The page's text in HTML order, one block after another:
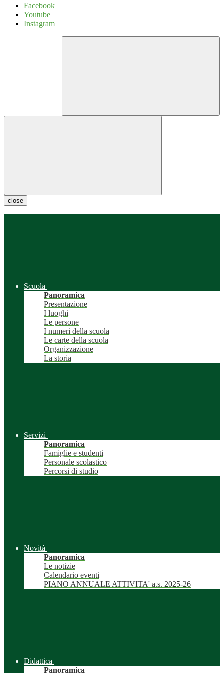
Facebook
Youtube
Instagram
close
Scuola
Panoramica
Presentazione
I luoghi
Le persone
I numeri della scuola
Le carte della scuola
Organizzazione
La storia
Servizi
Panoramica
Famiglie e studenti
Personale scolastico
Percorsi di studio
Novità
Panoramica
Le notizie
Calendario eventi
PIANO ANNUALE ATTIVITA' a.s. 2025-26
Didattica
Panoramica